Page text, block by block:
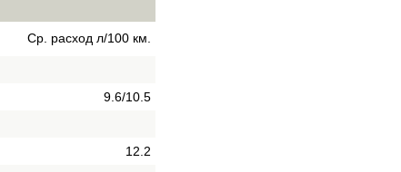
Ср. расход л/100 км.
9.6/10.5
12.2